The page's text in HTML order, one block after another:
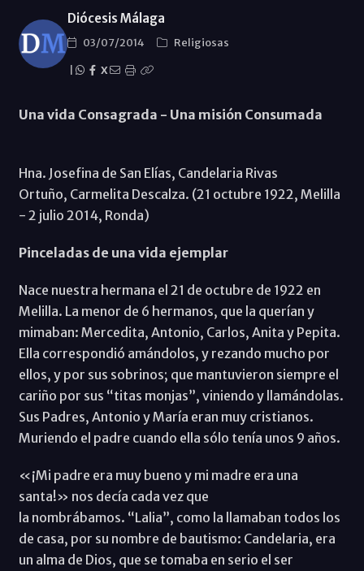
Diócesis Málaga
03/07/2014
Religiosas
X
Una vida Consagrada - Una misión Consumada
Hna. Josefina de San Elías, Candelaria Rivas
Ortuño, Carmelita Descalza. (21 octubre 1922, Melilla
- 2 julio 2014, Ronda)
Pinceladas de una vida ejemplar
Nace nuestra hermana el 21 de octubre de 1922 en
Melilla. La menor de 6 hermanos, que la querían y
mimaban: Mercedita, Antonio, Carlos, Anita y Pepita.
Ella correspondió amándolos, y rezando mucho por
ellos, y por sus sobrinos; que mantuvieron siempre el
cariño por sus “titas monjas”, viniendo y llamándolas.
Sus Padres, Antonio y María eran muy cristianos.
Muriendo el padre cuando ella sólo tenía unos 9 años.
«¡Mi padre era muy bueno y mi madre era una
santa!» nos decía cada vez que
la nombrábamos. “Lalia”, como la llamaban todos los
de casa, por su nombre de bautismo: Candelaria, era
un alma de Dios, que se tomaba en serio el ser